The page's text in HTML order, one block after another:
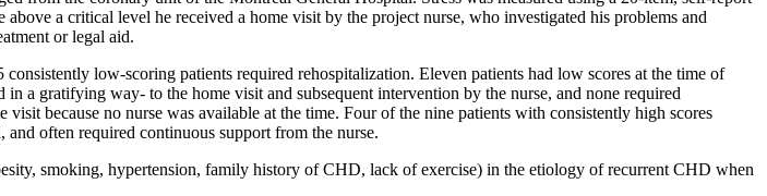
a critical level he received a home visit by the project nurse, who investigated his problems and
or legal aid.
low-scoring patients required rehospitalization. Eleven patients had low scores at the time of
a gratifying way- to the home visit and subsequent intervention by the nurse, and none required
because no nurse was available at the time. Four of the nine patients with consistently high scores
often required continuous support from the nurse.
smoking, hypertension, family history of CHD, lack of exercise) in the etiology of recurrent CHD when